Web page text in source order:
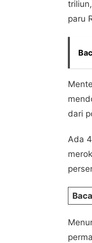
paru
dari
Ada